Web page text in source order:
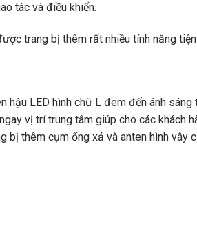
tác và điều khiển.
trang bị thêm rất nhiều tính năng
hậu LED hình chữ L đem đến ánh
vị trí trung tâm giúp cho các khách
bị thêm cụm ống xả và anten hình vây